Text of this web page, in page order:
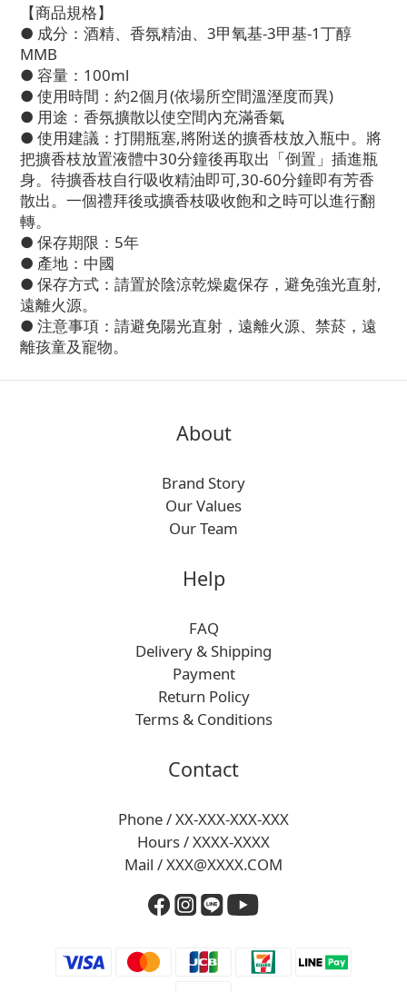
【商品規格】
● 成分：酒精、香氛精油、3甲氧基-3甲基-1丁醇
MMB
● 容量：100ml
● 使用時間：約2個月(依場所空間溫溼度而異)
● 用途：香氛擴散以使空間內充滿香氣
● 使用建議：打開瓶塞,將附送的擴香枝放入瓶中。將
把擴香枝放置液體中30分鐘後再取出「倒置」插進瓶
身。待擴香枝自行吸收精油即可,30-60分鐘即有芳香
散出。一個禮拜後或擴香枝吸收飽和之時可以進行翻
轉。
● 保存期限：5年
● 產地：中國
● 保存方式：請置於陰涼乾燥處保存，避免強光直射,
遠離火源。
● 注意事項：請避免陽光直射，遠離火源、禁菸，遠
離孩童及寵物。
About
Brand Story
Our Values
Our Team
Help
FAQ
Delivery & Shipping
Payment
Return Policy
Terms & Conditions
Contact
Phone / XX-XXX-XXX-XXX
Hours / XXXX-XXXX
Mail / XXX@XXXX.COM